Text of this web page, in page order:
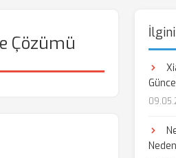
Çözümü